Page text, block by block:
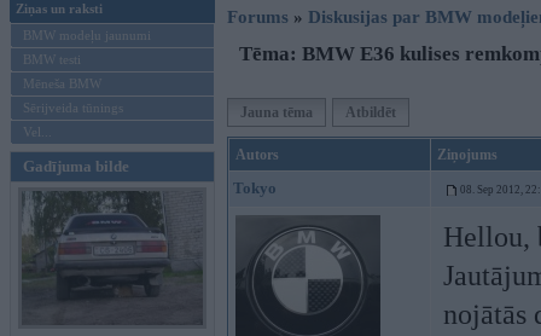
Ziņas un raksti
BMW modeļu jaunumi
BMW testi
Mēneša BMW
Sērijveida tūnings
Vel...
Gadījuma bilde
Forums » Diskusijas par BMW
Tēma: BMW E36 kulises
Jauna tēma Atbildēt
Autors Ziņojums
Tokyo 08. Sep 2012,
Hellou,
nojātās